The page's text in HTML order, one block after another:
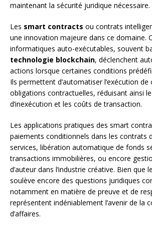
maintenant la sécurité juridique nécessaire.
Les smart contracts ou contrats
une innovation majeure dans ce domaine.
informatiques auto-exécutables, souvent
technologie blockchain, déclenchent
actions lorsque certaines conditions
Ils permettent d’automatiser l’exécution de
obligations contractuelles, réduisant ainsi
d’inexécution et les coûts de transaction.
Les applications pratiques des smart
paiements conditionnels dans les contrats
services, libération automatique de fonds
transactions immobilières, ou encore
d’auteur dans l’industrie créative. Bien que
soulève encore des questions juridiques
notamment en matière de preuve et de
représentent indéniablement l’avenir de la
d’affaires.